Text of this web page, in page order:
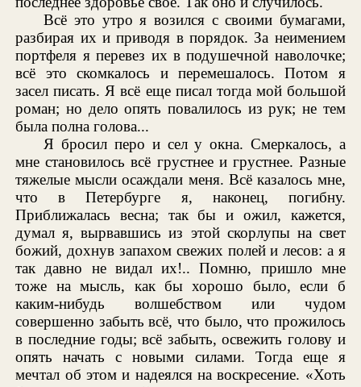
Всё это утро я возился с своими бумагами,
разбирая их и приводя в порядок. За неимением
портфеля я перевез их в подушечной наволочке;
всё это скомкалось и перемешалось. Потом я
засел писать. Я всё еще писал тогда мой большой
роман; но дело опять повалилось из рук; не тем
была полна голова...
Я бросил перо и сел у окна. Смеркалось, а
мне становилось всё грустнее и грустнее. Разные
тяжелые мысли осаждали меня. Всё казалось мне,
что в Петербурге я, наконец, погибну.
Приближалась весна; так бы и ожил, кажется,
думал я, вырвавшись из этой скорлупы на свет
божий, дохнув запахом свежих полей и лесов: а я
так давно не видал их!.. Помню, пришло мне
тоже на мысль, как бы хорошо было, если б
каким-нибудь волшебством или чудом
совершенно забыть всё, что было, что прожилось
в последние годы; всё забыть, освежить голову и
опять начать с новыми силами. Тогда еще я
мечтал об этом и надеялся на воскресение. «Хоть